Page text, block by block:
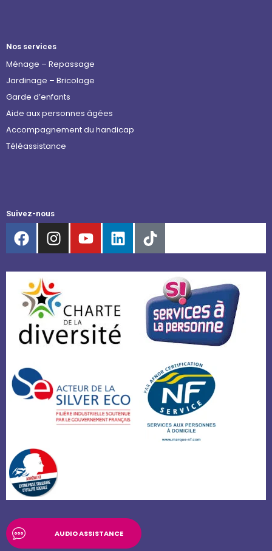
Nos services
Ménage – Repassage
Jardinage – Bricolage
Garde d’enfants
Aide aux personnes âgées
Accompagnement du handicap
Téléassistance
Suivez-nous
AUDIO ASSISTANCE